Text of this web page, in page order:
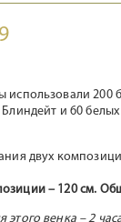
использовали 200
и 60
двух
– 120 см.
этого венка – 2